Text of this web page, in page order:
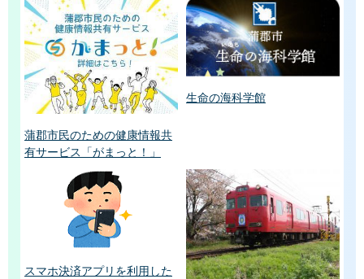
蒲郡市民のための健康情報共
有サービス「がまっと！」
生命の海科学館
スマホ決済アプリを利用した